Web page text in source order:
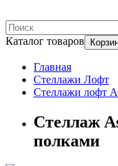
Каталог товаров
Главная
Стеллажи Лофт
Стеллажи лофт
Стеллаж
полками